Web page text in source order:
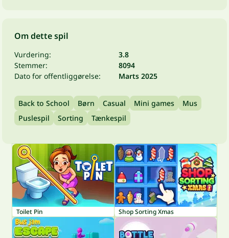
Om dette spil
Vurdering:
3.8
Stemmer:
8094
Dato for offentliggørelse:
Marts 2025
Back to School Børn Casual Mini games
Mus
Puslespil
Sorting Tænkespil
Toilet Pin Shop Sorting Xmas